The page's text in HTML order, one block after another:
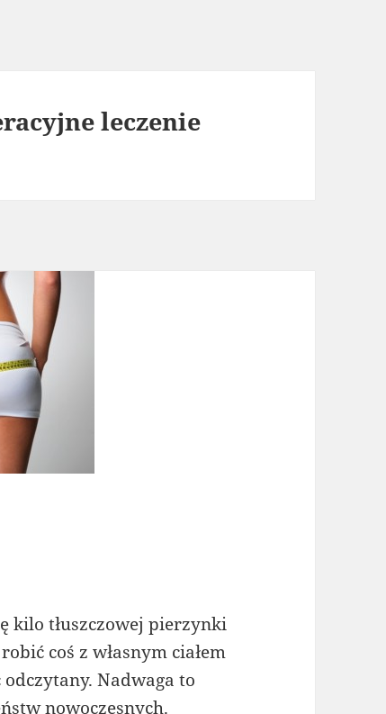
leczenie
kilo tłuszczowej pierzynki
coś z własnym ciałem
Nadwaga to
nowoczesnych.